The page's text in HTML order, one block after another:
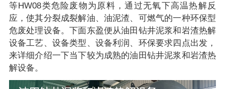
等HW08类危险废物为原料，通过无氧下高温热解反
应，使其分裂成裂解油、油泥渣、可燃气的一种环保型
危废处理设备。下面东盈便从油田钻井泥浆和岩渣热解
设备工艺、设备类型、设备利润、环保要求四点出发，
来详细介绍一下当下较为成熟的油田钻井泥浆和岩渣热
解设备。